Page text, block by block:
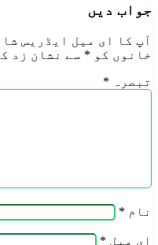
جواب دیں
آپ کا ای میل ایڈریس
خانوں کو * سے نشان زد
تبصرہ *
نام *
ای میل *